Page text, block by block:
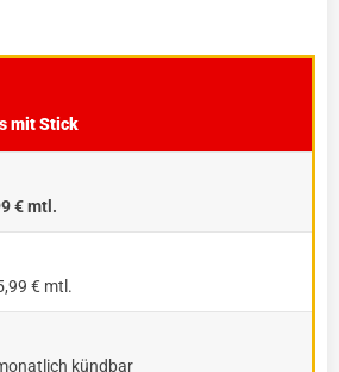
mit Stick
€ mtl.
€ mtl.
kündbar